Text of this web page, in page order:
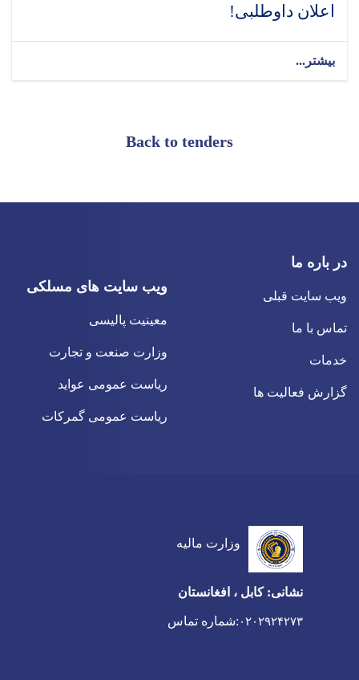
اعلان داوطلبی!
بیشتر...
Back to tenders
در باره ما
ویب سایت قبلی
تماس با ما
خدمات
گزارش فعالیت ها
ویب سایت های مسلکی
معینیت پالیسی
وزارت صنعت و تجارت
ریاست عمومی عواید
ریاست عمومی گمرکات
وزارت مالیه
نشانی: کابل ، افغانستان
۰۲۰۲۹۲۴۲۷۳ :شماره تماس